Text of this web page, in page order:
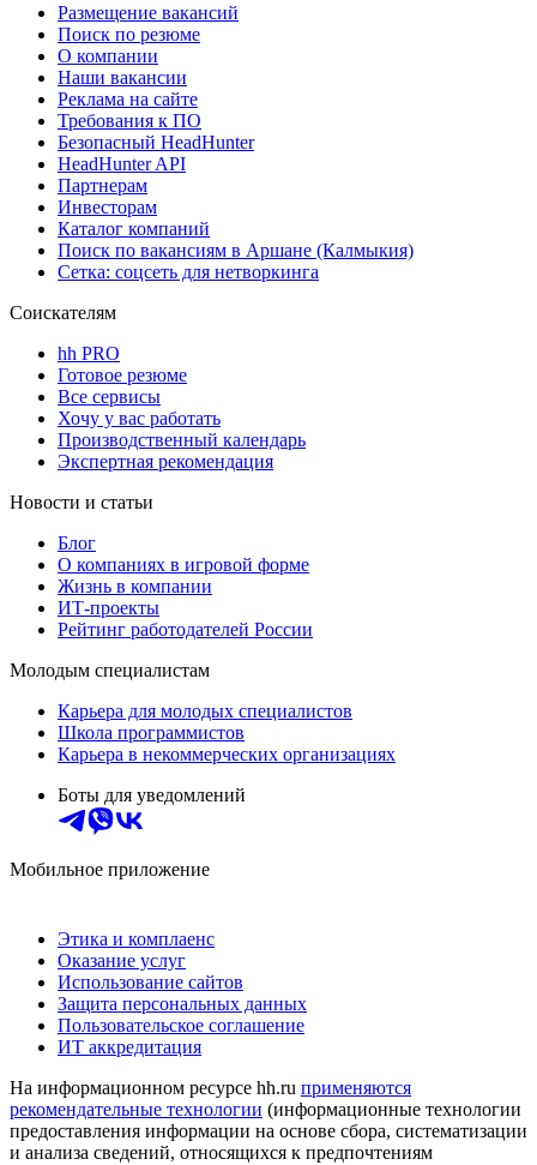
Размещение вакансий
Поиск по резюме
О компании
Наши вакансии
Реклама на сайте
Требования к ПО
Безопасный HeadHunter
HeadHunter API
Партнерам
Инвесторам
Каталог компаний
Поиск по вакансиям в Аршане (Калмыкия)
Сетка: соцсеть для нетворкинга
Соискателям
hh PRO
Готовое резюме
Все сервисы
Хочу у вас работать
Производственный календарь
Экспертная рекомендация
Новости и статьи
Блог
О компаниях в игровой форме
Жизнь в компании
ИТ-проекты
Рейтинг работодателей России
Молодым специалистам
Карьера для молодых специалистов
Школа программистов
Карьера в некоммерческих организациях
Боты для уведомлений
Мобильное приложение
Этика и комплаенс
Оказание услуг
Использование сайтов
Защита персональных данных
Пользовательское соглашение
ИТ аккредитация
На информационном ресурсе hh.ru применяются
рекомендательные технологии (информационные технологии
предоставления информации на основе сбора, систематизации
и анализа сведений, относящихся к предпочтениям